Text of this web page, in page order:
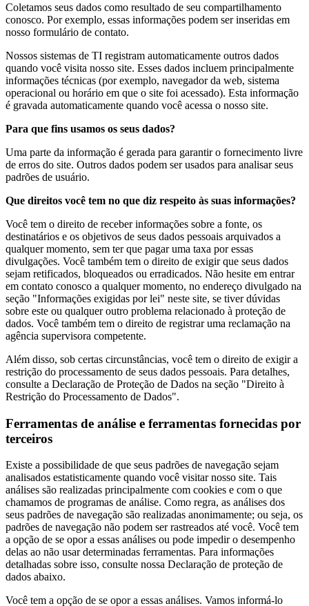
Coletamos seus dados como resultado de seu compartilhamento
conosco. Por exemplo, essas informações podem ser inseridas em
nosso formulário de contato.
Nossos sistemas de TI registram automaticamente outros dados
quando você visita nosso site. Esses dados incluem principalmente
informações técnicas (por exemplo, navegador da web, sistema
operacional ou horário em que o site foi acessado). Esta informação
é gravada automaticamente quando você acessa o nosso site.
Para que fins usamos os seus dados?
Uma parte da informação é gerada para garantir o fornecimento livre
de erros do site. Outros dados podem ser usados para analisar seus
padrões de usuário.
Que direitos você tem no que diz respeito às suas informações?
Você tem o direito de receber informações sobre a fonte, os
destinatários e os objetivos de seus dados pessoais arquivados a
qualquer momento, sem ter que pagar uma taxa por essas
divulgações. Você também tem o direito de exigir que seus dados
sejam retificados, bloqueados ou erradicados. Não hesite em entrar
em contato conosco a qualquer momento, no endereço divulgado na
seção "Informações exigidas por lei" neste site, se tiver dúvidas
sobre este ou qualquer outro problema relacionado à proteção de
dados. Você também tem o direito de registrar uma reclamação na
agência supervisora competente.
Além disso, sob certas circunstâncias, você tem o direito de exigir a
restrição do processamento de seus dados pessoais. Para detalhes,
consulte a Declaração de Proteção de Dados na seção "Direito à
Restrição do Processamento de Dados".
Ferramentas de análise e ferramentas fornecidas por
terceiros
Existe a possibilidade de que seus padrões de navegação sejam
analisados estatisticamente quando você visitar nosso site. Tais
análises são realizadas principalmente com cookies e com o que
chamamos de programas de análise. Como regra, as análises dos
seus padrões de navegação são realizadas anonimamente; ou seja, os
padrões de navegação não podem ser rastreados até você. Você tem
a opção de se opor a essas análises ou pode impedir o desempenho
delas ao não usar determinadas ferramentas. Para informações
detalhadas sobre isso, consulte nossa Declaração de proteção de
dados abaixo.
Você tem a opção de se opor a essas análises. Vamos informá-lo